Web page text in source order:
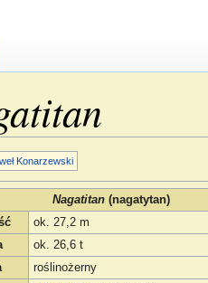
Konarzewski
Nagatitan(nagatytan)
ok. 27,2 m
ok. 26,6 t
roślinożerny